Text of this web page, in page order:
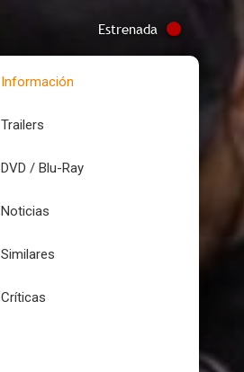
Estrenada
Información
Trailers
DVD / Blu-Ray
Noticias
Similares
Críticas